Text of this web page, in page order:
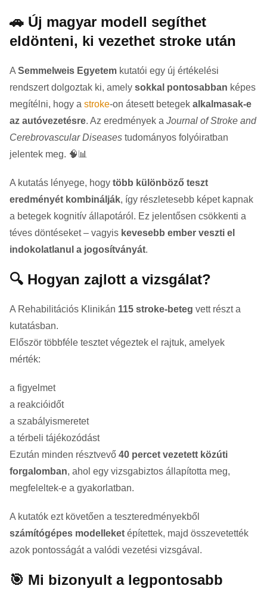
🚗 Új magyar modell segíthet
eldönteni, ki vezethet stroke után
A Semmelweis Egyetem kutatói egy új értékelési
rendszert dolgoztak ki, amely sokkal pontosabban képes
megítélni, hogy a stroke-on átesett betegek alkalmasak-e
az autóvezetésre. Az eredmények a Journal of Stroke and
Cerebrovascular Diseases tudományos folyóiratban
jelentek meg. 🧠📊
A kutatás lényege, hogy több különböző teszt
eredményét kombinálják, így részletesebb képet kapnak
a betegek kognitív állapotáról. Ez jelentősen csökkenti a
téves döntéseket – vagyis kevesebb ember veszti el
indokolatlanul a jogosítványát.
🔍 Hogyan zajlott a vizsgálat?
A Rehabilitációs Klinikán 115 stroke-beteg vett részt a
kutatásban.
Először többféle tesztet végeztek el rajtuk, amelyek
mérték:
a figyelmet
a reakcióidőt
a szabályismeretet
a térbeli tájékozódást
Ezután minden résztvevő 40 percet vezetett közúti
forgalomban, ahol egy vizsgabiztos állapította meg,
megfeleltek-e a gyakorlatban.
A kutatók ezt követően a teszteredményekből
számítógépes modelleket építettek, majd összevetették
azok pontosságát a valódi vezetési vizsgával.
🎯 Mi bizonyult a legpontosabb